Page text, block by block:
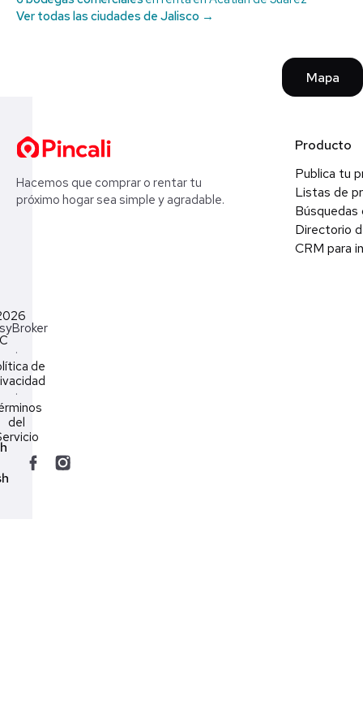
Ver todas las ciudades de Jalisco →
Mapa
Hacemos que comprar o rentar tu
próximo hogar sea simple y agradable.
Producto
Publica tu
Listas de
Búsquedas
Directorio
CRM para
·
de
·
del